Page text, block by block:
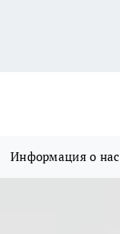
Информация о нас